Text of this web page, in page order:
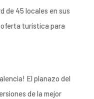
de 45 locales en sus
turística para
El planazo del
de la mejor